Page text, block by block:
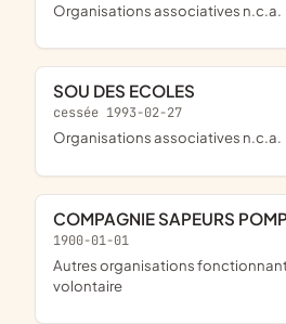
Organisations associatives n.c.a.
SOU DES ECOLES
cessée 1993-02-27
Organisations associatives n.c.a.
COMPAGNIE SAPEURS
1900-01-01
Autres organisations fonctionnant par adhésion
volontaire